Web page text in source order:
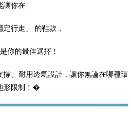
讓你在
定行走」 的鞋款，
你的最佳選擇！
撐、耐用透氣設計，讓你無論在哪種環
形限制！�